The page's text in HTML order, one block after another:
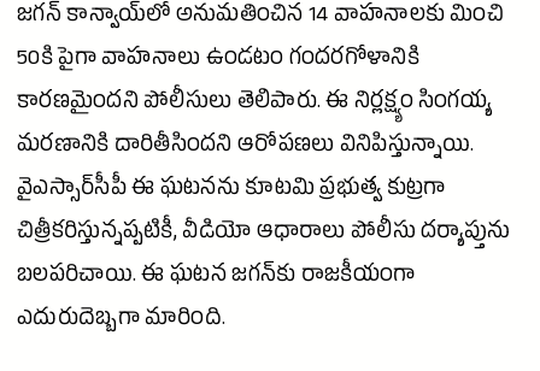
జగన్ కాన్వాయ్‌లో అనుమతించిన 14 వాహనాలకు మించి
50కి పైగా వాహనాలు ఉండటం గందరగోళానికి
కారణమైందని పోలీసులు తెలిపారు. ఈ నిర్లక్ష్యం సింగయ్య
మరణానికి దారితీసిందని ఆరోపణలు వినిపిస్తున్నాయి.
వైఎస్సార్‌సీపీ ఈ ఘటనను కూటమి ప్రభుత్వ కుట్రగా
చిత్రీకరిస్తున్నప్పటికీ, వీడియో ఆధారాలు పోలీసు దర్యాప్తును
బలపరిచాయి. ఈ ఘటన జగన్‌కు రాజకీయంగా
ఎదురుదెబ్బగా మారింది.